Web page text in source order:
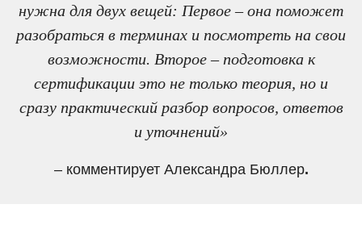
нужна для двух вещей: Первое – она поможет
разобраться в терминах и посмотреть на свои
возможности. Второе – подготовка к
сертификации это не только теория, но и
сразу практический разбор вопросов, ответов
и уточнений»
– комментирует Александра Бюллер.